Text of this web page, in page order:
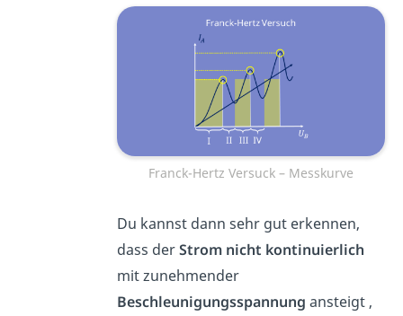
Franck-Hertz Versuck – Messkurve
Du kannst dann sehr gut erkennen,
dass derStrom nicht kontinuierlich
mit zunehmender
Beschleunigungsspannung ansteigt ,